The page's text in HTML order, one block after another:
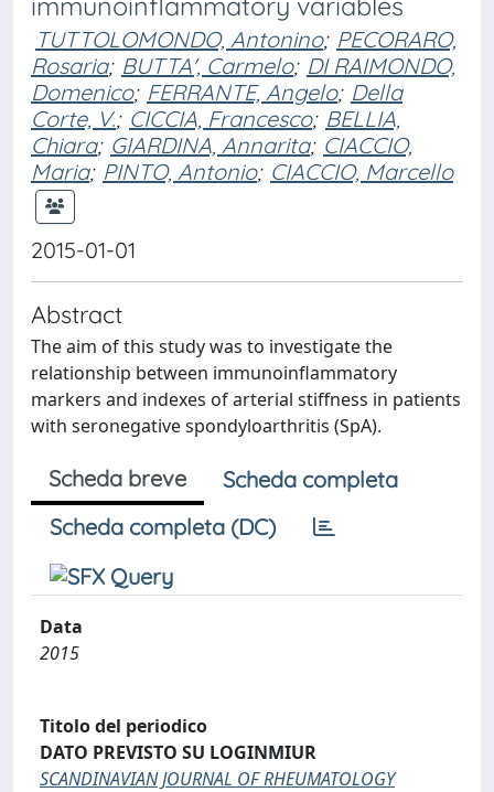
TUTTOLOMONDO, Antonino; PECORARO,
Rosaria; BUTTA', Carmelo; DI RAIMONDO,
Domenico; FERRANTE, Angelo; Della
Corte, V.; CICCIA, Francesco; BELLIA,
Chiara; GIARDINA, Annarita; CIACCIO,
Maria; PINTO, Antonio; CIACCIO, Marcello
2015-01-01
Abstract
The aim of this study was to investigate the
relationship between immunoinflammatory
markers and indexes of arterial stiffness in patients
with seronegative spondyloarthritis (SpA).
Scheda breve
Scheda completa
Scheda completa (DC)
Data
2015
Titolo del periodico
DATO PREVISTO SU LOGINMIUR
SCANDINAVIAN JOURNAL OF RHEUMATOLOGY